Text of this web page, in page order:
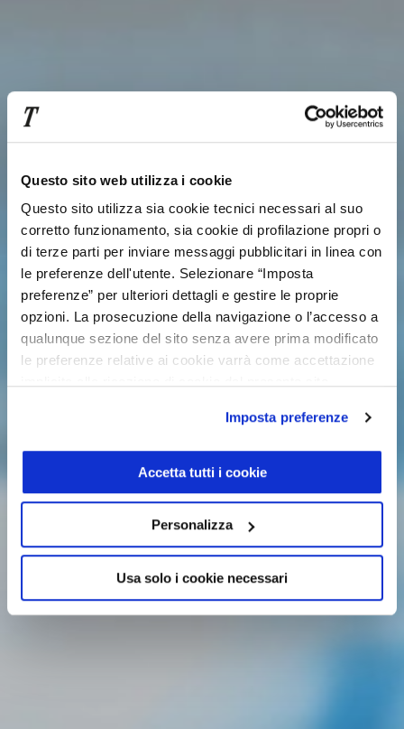
Questo sito web utilizza i cookie
Questo sito utilizza sia cookie tecnici necessari al suo
corretto funzionamento, sia cookie di profilazione propri o
di terze parti per inviare messaggi pubblicitari in linea con
le preferenze dell'utente. Selezionare “Imposta
preferenze” per ulteriori dettagli e gestire le proprie
opzioni. La prosecuzione della navigazione o l’accesso a
qualunque sezione del sito senza avere prima modificato
le preferenze relative ai cookie varrà come accettazione
Imposta preferenze
Accetta tutti i cookie
Personalizza
Usa solo i cookie necessari